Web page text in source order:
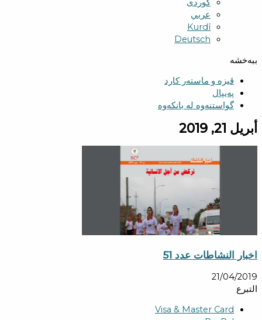
کوردی
عربي
Kurdî
Deutsch
ببەخشە
ڤیزە و ماستەر کارد
پەیپال
گواستنەوە لە بانکەوە
أبريل 21, 2019
اخبار النشاطات عدد 51
21/04/2019
التبرع
Visa & Master Card